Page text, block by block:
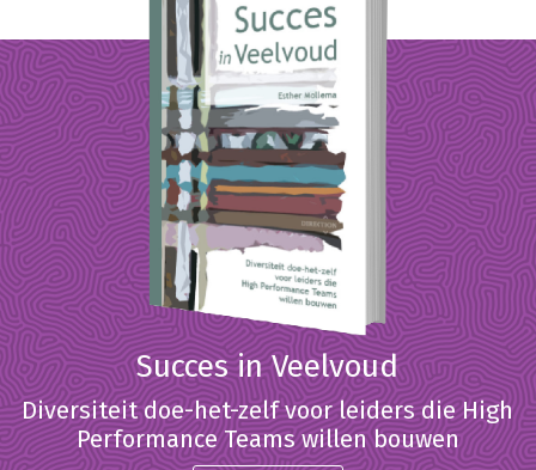
Succes in Veelvoud
Diversiteit doe-het-zelf voor leiders die High
Performance Teams willen bouwen